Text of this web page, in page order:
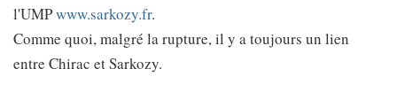
l'UMPwww.sarkozy.fr.
Comme quoi, malgré la rupture, il y a toujours un lien
entre Chirac et Sarkozy.